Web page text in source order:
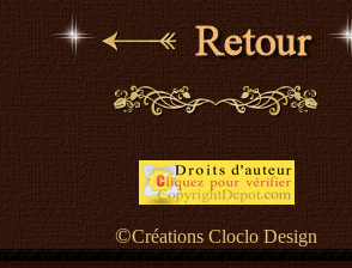
©Créations Cloclo Design